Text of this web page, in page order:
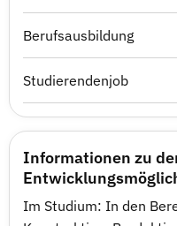
Berufsausbildung
Studierendenjob
Informationen zu
Im Studium: In den